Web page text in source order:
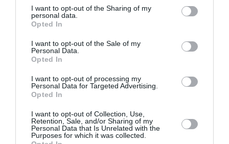
I want to opt-out of the Sharing of my
personal data.
Opted In
I want to opt-out of the Sale of my
Personal Data.
Opted In
I want to opt-out of processing my
Personal Data for Targeted Advertising.
Opted In
I want to opt-out of Collection, Use,
Retention, Sale, and/or Sharing of my
Personal Data that Is Unrelated with the
Purposes for which it was collected.
Migranti, scontro tra Spagna e Italia dopo la
crisi di Ceuta: Albares accusa Roma di scarsa
solidarietà